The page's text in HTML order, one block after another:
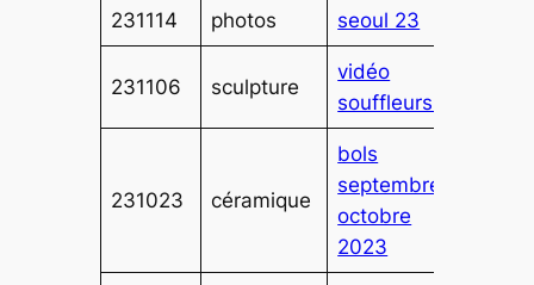
231114 photos seoul 23
231106 sculpture
vidéo
souffleurs 1
231023 céramique
bols
septembre
octobre
2023